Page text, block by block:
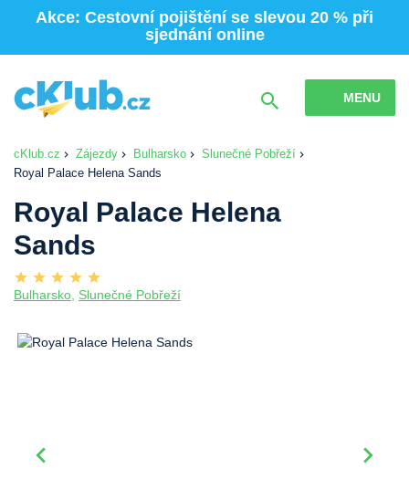
Akce: Cestovní pojištění se slevou 20 % při
sjednání online
MENU
cKlub.cz Zájezdy Bulharsko
Slunečné Pobřeží
Royal Palace Helena Sands
Royal Palace Helena
Sands
Bulharsko, Slunečné Pobřeží